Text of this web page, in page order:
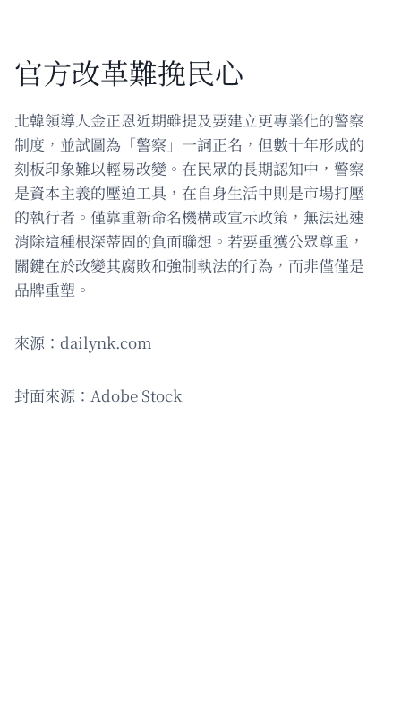
官方改革難挽民心
北韓領導人金正恩近期雖提及要建立更專業化的警察
制度，並試圖為「警察」一詞正名，但數十年形成的
刻板印象難以輕易改變。在民眾的長期認知中，警察
是資本主義的壓迫工具，在自身生活中則是市場打壓
的執行者。僅靠重新命名機構或宣示政策，無法迅速
消除這種根深蒂固的負面聯想。若要重獲公眾尊重，
關鍵在於改變其腐敗和強制執法的行為，而非僅僅是
品牌重塑。
來源：dailynk.com
封面來源：Adobe Stock